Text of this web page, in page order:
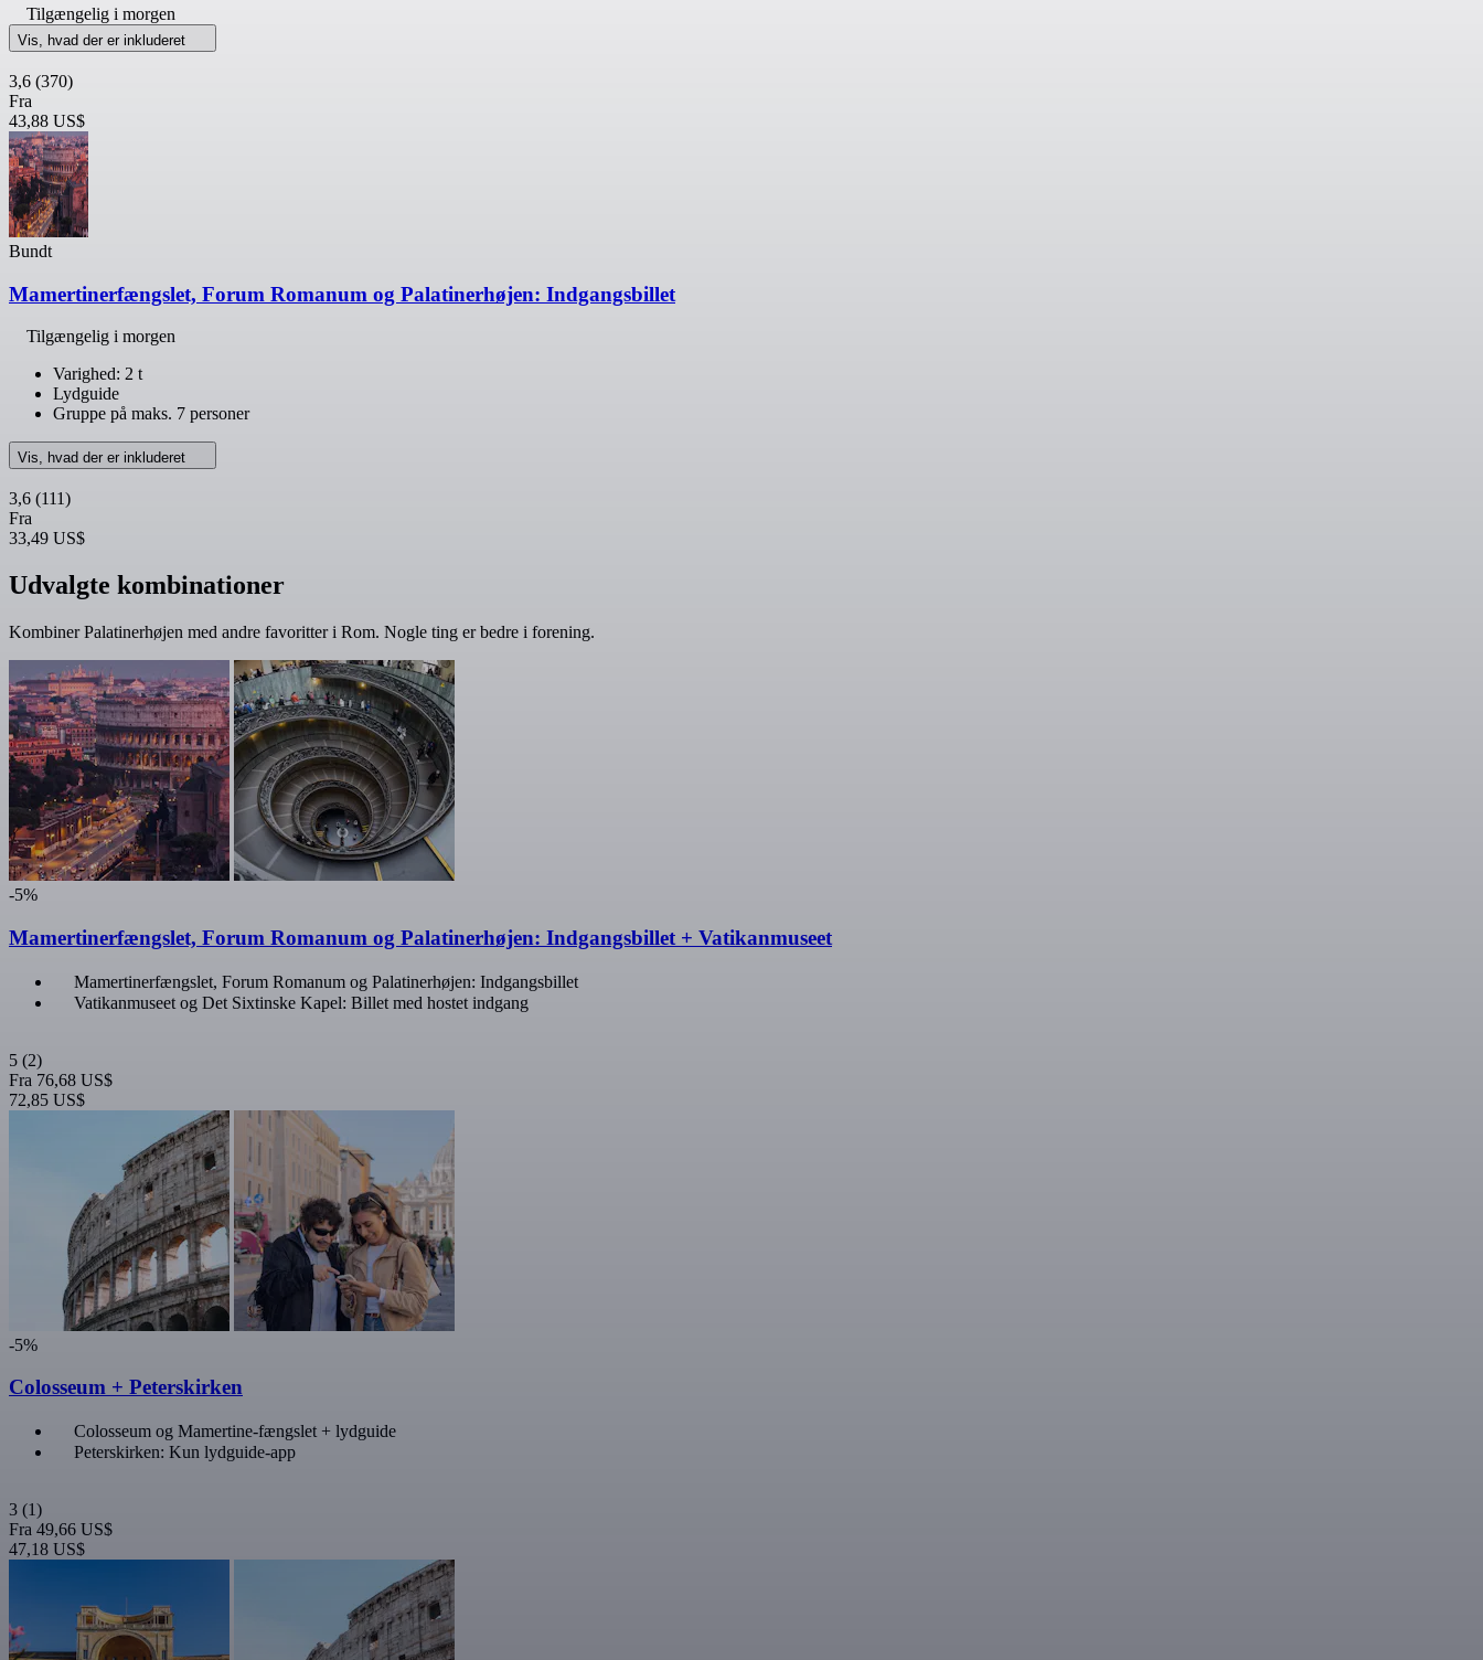
Tilgængelig i morgen
Vis, hvad der er inkluderet
3,6 (370)
Fra
43,88 US$
Bundt
Mamertinerfængslet, Forum Romanum og Palatinerhøjen: Indgangsbillet
Tilgængelig i morgen
Varighed: 2 t
Lydguide
Gruppe på maks. 7 personer
Vis, hvad der er inkluderet
3,6 (111)
Fra
33,49 US$
Udvalgte kombinationer
Kombiner Palatinerhøjen med andre favoritter i Rom. Nogle ting er bedre i forening.
-5%
Mamertinerfængslet, Forum Romanum og Palatinerhøjen: Indgangsbillet + Vatikanmuseet
Mamertinerfængslet, Forum Romanum og Palatinerhøjen: Indgangsbillet
Vatikanmuseet og Det Sixtinske Kapel: Billet med hostet indgang
5 (2)
Fra 76,68 US$
72,85 US$
-5%
Colosseum + Peterskirken
Colosseum og Mamertine-fængslet + lydguide
Peterskirken: Kun lydguide-app
3 (1)
Fra 49,66 US$
47,18 US$